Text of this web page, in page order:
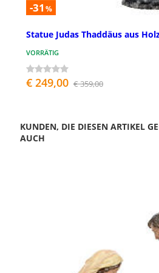
-31 %
Statue Judas Thaddäus aus
VORRÄTIG
€ 249,00 € 359,00
KUNDEN, DIE DIESEN ARTIKEL
AUCH